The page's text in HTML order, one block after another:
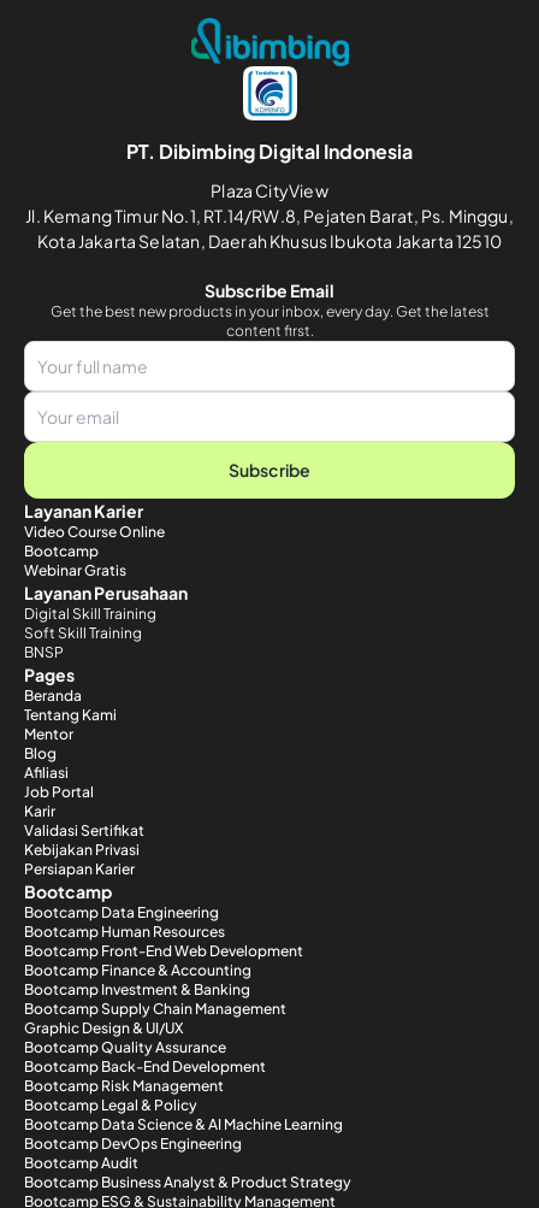
PT. Dibimbing Digital Indonesia
Plaza CityView
Jl. Kemang Timur No.1, RT.14/RW.8, Pejaten Barat, Ps. Minggu,
Kota Jakarta Selatan, Daerah Khusus Ibukota Jakarta 12510
Subscribe Email
Get the best new products in your inbox, every day. Get the latest
content first.
Subscribe
Layanan Karier
Video Course Online
Bootcamp
Webinar Gratis
Layanan Perusahaan
Digital Skill Training
Soft Skill Training
BNSP
Pages
Beranda
Tentang Kami
Mentor
Blog
Afiliasi
Job Portal
Karir
Validasi Sertifikat
Kebijakan Privasi
Persiapan Karier
Bootcamp
Bootcamp Data Engineering
Bootcamp Human Resources
Bootcamp Front-End Web Development
Bootcamp Finance & Accounting
Bootcamp Investment & Banking
Bootcamp Supply Chain Management
Graphic Design & UI/UX
Bootcamp Quality Assurance
Bootcamp Back-End Development
Bootcamp Risk Management
Bootcamp Legal & Policy
Bootcamp Data Science & AI Machine Learning
Bootcamp DevOps Engineering
Bootcamp Audit
Bootcamp Business Analyst & Product Strategy
Bootcamp ESG & Sustainability Management